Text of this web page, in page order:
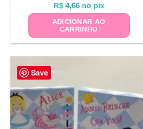
R$4,66 no pix
ADICIONAR AO
CARRINHO
Save